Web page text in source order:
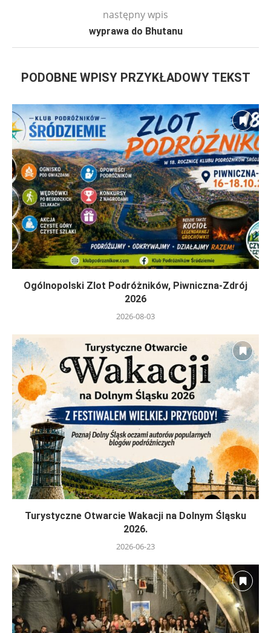
następny wpis
wyprawa do Bhutanu
PODOBNE WPISY PRZYKŁADOWY TEKST
Ogólnopolski Zlot Podróżników, Piwniczna-Zdrój
2026
2026-08-03
Turystyczne Otwarcie Wakacji na Dolnym Śląsku
2026.
2026-06-23